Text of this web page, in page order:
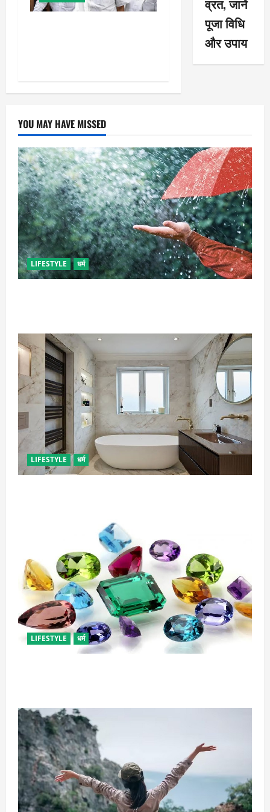
व्रत, जानें
पूजा विधि
और उपाय
YOU MAY HAVE MISSED
LIFESTYLE धर्म
LIFESTYLE धर्म
LIFESTYLE धर्म